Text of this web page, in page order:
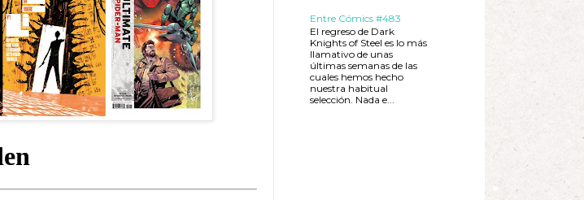
Entre Cómics #483
El regreso de Dark
Knights of Steel es lo más
llamativo de unas
últimas semanas de las
cuales hemos hecho
nuestra habitual
selección. Nada e...